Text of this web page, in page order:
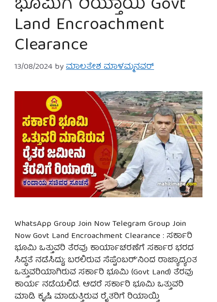
Land Encroachment
Clearance
13/08/2024 byಮಾಲತೇಶ ಮಾಳಮ್ಮನವರ್
WhatsApp Group Join Now Telegram Group Join
Now Govt Land Encroachment Clearance : ಸರ್ಕಾರಿ
ಭೂಮಿ ಒತ್ತುವರಿ ತೆರವು ಕಾರ್ಯಾಚರಣೆಗೆ ಸರ್ಕಾರ ಭರದ
ಸಿದ್ಧತೆ ನಡೆಸಿದ್ದು; ಬರಲಿರುವ ಸೆಪ್ಟೆಂಬರ್’ನಿ೦ದ ರಾಜ್ಯಾದ್ಯಂತ
ಒತ್ತುವರಿಯಾಗಿರುವ ಸರ್ಕಾರಿ ಭೂಮಿ (Govt Land) ತೆರವು
ಕಾರ್ಯ ನಡೆಯಲಿದೆ. ಆದರೆ ಸರ್ಕಾರಿ ಭೂಮಿ ಒತ್ತುವರಿ
ಮಾಡಿ ಕೃಷಿ ಮಾಡುತ್ತಿರುವ ರೈತರಿಗೆ ರಿಯಾಯ್ತಿ